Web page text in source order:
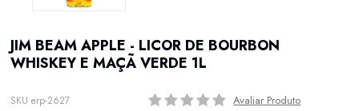
JIM BEAM APPLE - LICOR DE BOURBON
WHISKEY E MAÇÃ VERDE 1L
SKU erp-2627 Avaliar Produto